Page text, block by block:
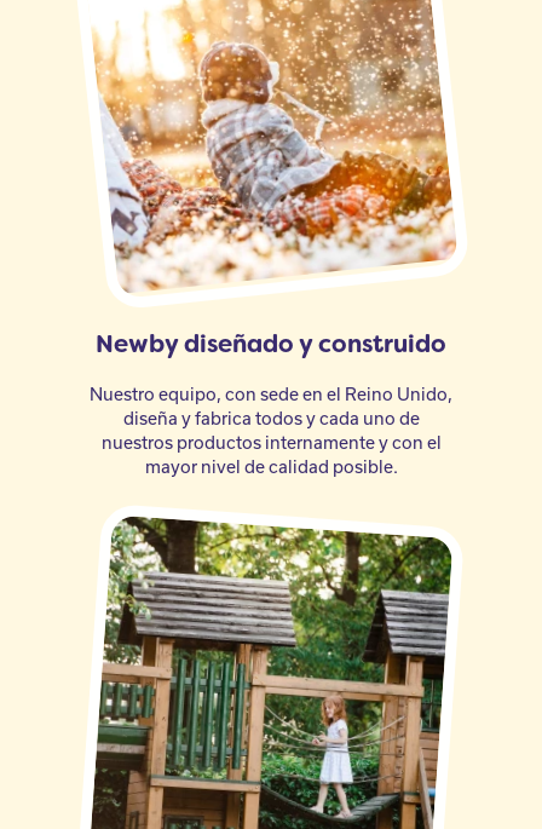
Newby diseñado y construido
Nuestro equipo, con sede en el Reino Unido,
diseña y fabrica todos y cada uno de
nuestros productos internamente y con el
mayor nivel de calidad posible.